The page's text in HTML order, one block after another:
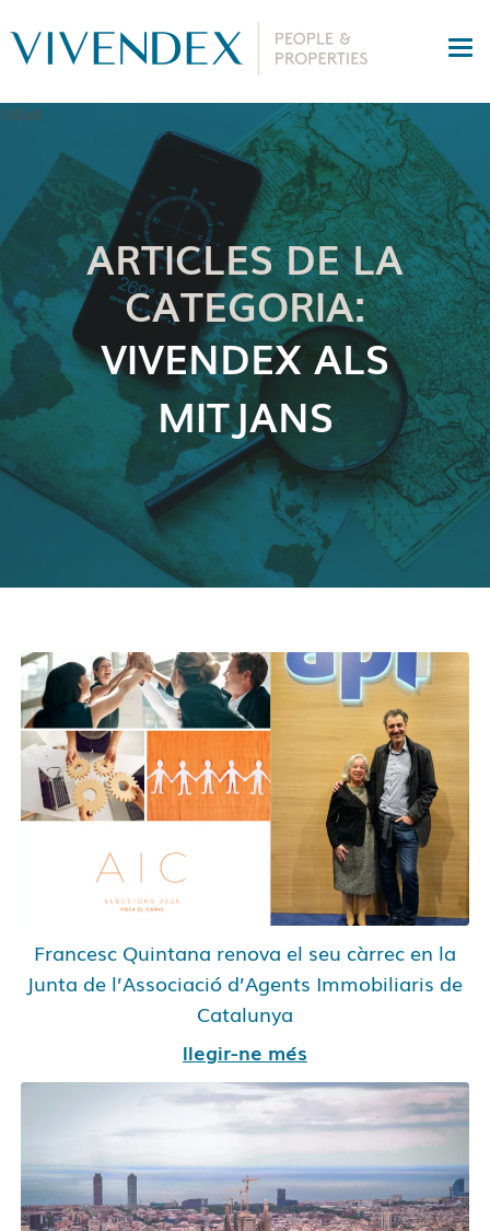
ARTICLES DE LA
CATEGORIA:
VIVENDEX ALS
MITJANS
Francesc Quintana renova el seu càrrec en la
Junta de l’Associació d’Agents Immobiliaris de
Catalunya
llegir-ne més